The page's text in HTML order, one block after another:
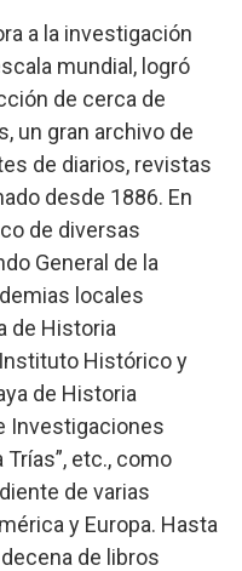
a la investigación
mundial, logró
de cerca de
un gran archivo de
de diarios, revistas
desde 1886. En
de diversas
General de la
locales
de Historia
Histórico y
de Historia
Investigaciones
etc., como
de varias
y Europa. Hasta
de libros